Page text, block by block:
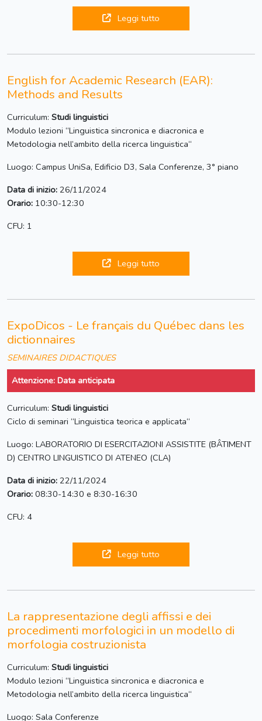
Leggi tutto
English for Academic Research (EAR):
Methods and Results
Curriculum: Studi linguistici
Modulo lezioni “Linguistica sincronica e diacronica e
Metodologia nell’ambito della ricerca linguistica“
Luogo: Campus UniSa, Edificio D3, Sala Conferenze, 3° piano
Data di inizio: 26/11/2024
Orario: 10:30-12:30
CFU: 1
Leggi tutto
ExpoDicos - Le français du Québec dans les
dictionnaires
SEMINAIRES DIDACTIQUES
Attenzione: Data anticipata
Curriculum: Studi linguistici
Ciclo di seminari “Linguistica teorica e applicata“
Luogo: LABORATORIO DI ESERCITAZIONI ASSISTITE (BÂTIMENT
D) CENTRO LINGUISTICO DI ATENEO (CLA)
Data di inizio: 22/11/2024
Orario: 08:30-14:30 e 8:30-16:30
CFU: 4
Leggi tutto
La rappresentazione degli affissi e dei
procedimenti morfologici in un modello di
morfologia costruzionista
Curriculum: Studi linguistici
Modulo lezioni “Linguistica sincronica e diacronica e
Metodologia nell’ambito della ricerca linguistica“
Luogo: Sala Conferenze